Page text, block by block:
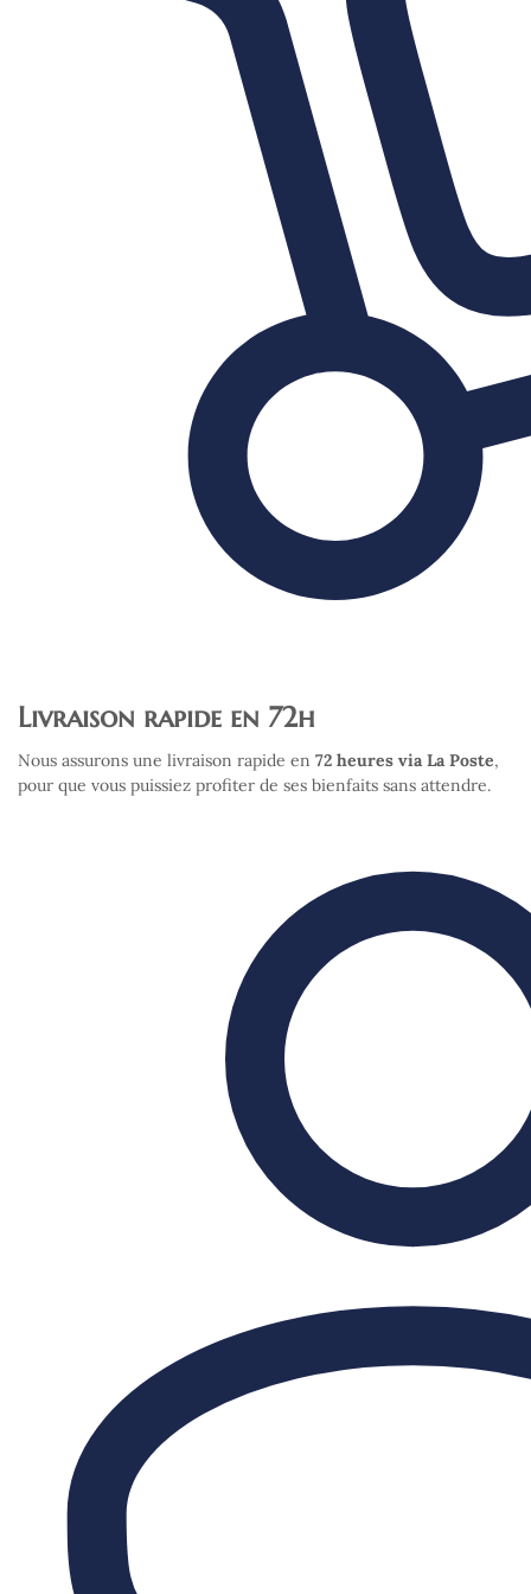
Livraison rapide en 72h
Nous assurons une livraison rapide en 72 heures via La Poste,
pour que vous puissiez profiter de ses bienfaits sans attendre.